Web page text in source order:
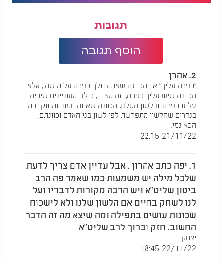
תגובות
הוסף תגובה
2. אהרן
"כפרה עליך" אין הכוונה שאתה תלך כפרה על מישהו, אלא
הכוונה שיש עליך כפרה, וזה מצויין, כולנו מעוניינים שיהיה
עלינו כפרה. ובלשון הסלנג הכוונה שאתה חמוד ומתוק. וכמו
בנדרים שהלשון מתפרשת לפי לשון בני האדם וכוונתם,
הכא נמי.
21/11/22 22:15
1. יפה כתב אהרון . אבל עדיין אדם צריך לדעת
שלכל מילה יש משמעות כמו שאמר פה הרב
ביטון שליט"א ויש הרבה מקורות לדבריו ועל
לנו לשחק בחיים אם הלשון שלנו ולא לישכוח
שכונות עושים בתפילה ומה שיצא מה זה הדבר
החשוב. חזק וברוך לרב שליט"א
יצחק
22/11/22 18:45